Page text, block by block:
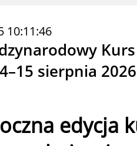
10:11:46
sierpnia
edycja